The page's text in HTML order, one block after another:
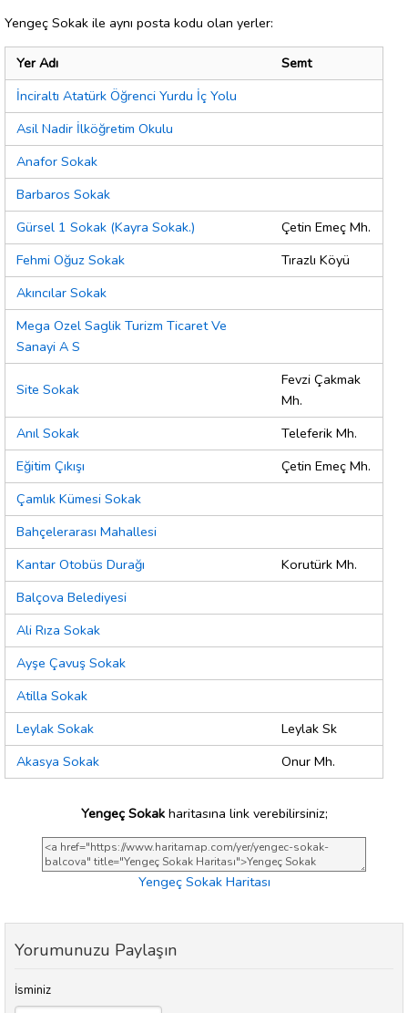
Yengeç Sokak ile aynı posta kodu olan yerler:
Yer Adı
Semt
İnciraltı Atatürk Öğrenci Yurdu İç Yolu
Asil Nadir İlköğretim Okulu
Anafor Sokak
Barbaros Sokak
Gürsel 1 Sokak (Kayra Sokak.)
Çetin Emeç Mh.
Fehmi Oğuz Sokak
Tırazlı Köyü
Akıncılar Sokak
Mega Ozel Saglik Turizm Ticaret Ve
Sanayi A S
Site Sokak
Fevzi Çakmak
Mh.
Anıl Sokak
Teleferik Mh.
Eğitim Çıkışı
Çetin Emeç Mh.
Çamlık Kümesi Sokak
Bahçelerarası Mahallesi
Kantar Otobüs Durağı
Korutürk Mh.
Balçova Belediyesi
Ali Rıza Sokak
Ayşe Çavuş Sokak
Atilla Sokak
Leylak Sokak
Leylak Sk
Akasya Sokak
Onur Mh.
Yengeç Sokakharitasına link verebilirsiniz;
Yengeç Sokak Haritası
Yorumunuzu Paylaşın
İsminiz